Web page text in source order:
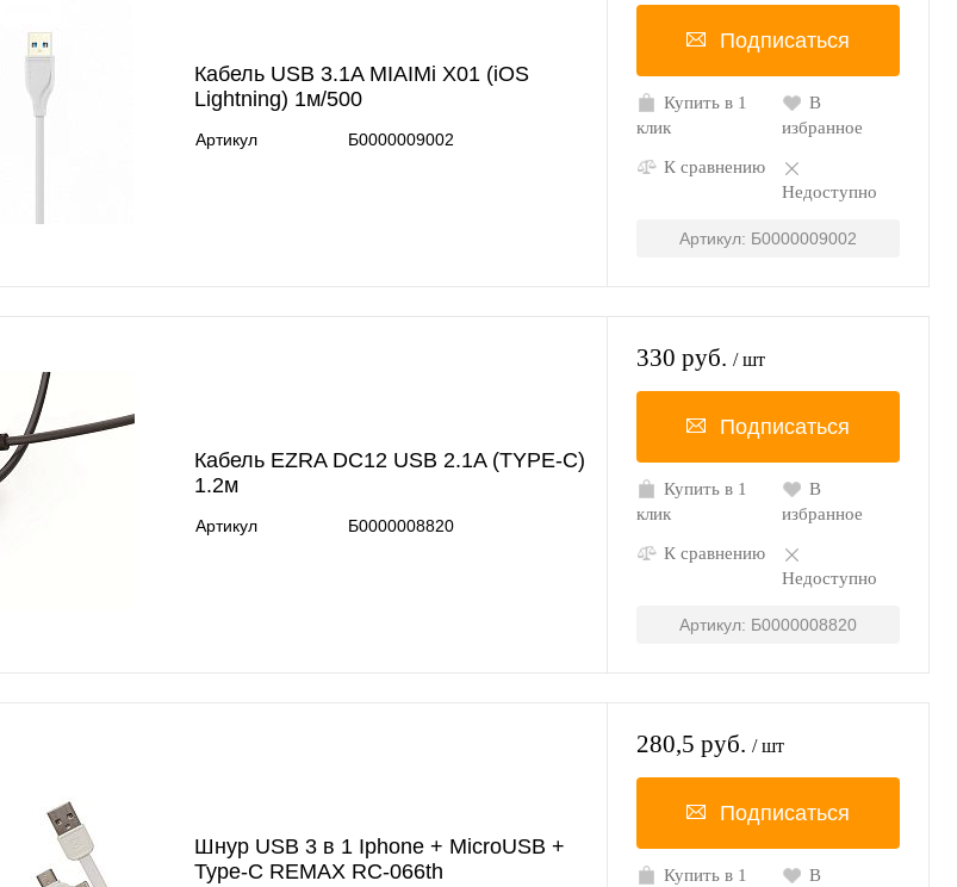
Кабель USB 3.1A MIAIMi X01 (iOS
Lightning) 1м/500
Артикул Б0000009002
Подписаться
Купить в 1
клик
В
избранное
К сравнению
Недоступно
Артикул: Б0000009002
Кабель EZRA DC12 USB 2.1A (TYPE-C)
1.2м
Артикул Б0000008820
330 руб. / шт
Подписаться
Купить в 1
клик
В
избранное
К сравнению
Недоступно
Артикул: Б0000008820
Шнур USB 3 в 1 Iphone + MicroUSB +
Type-C REMAX RC-066th
280,5 руб. / шт
Подписаться
Купить в 1
В